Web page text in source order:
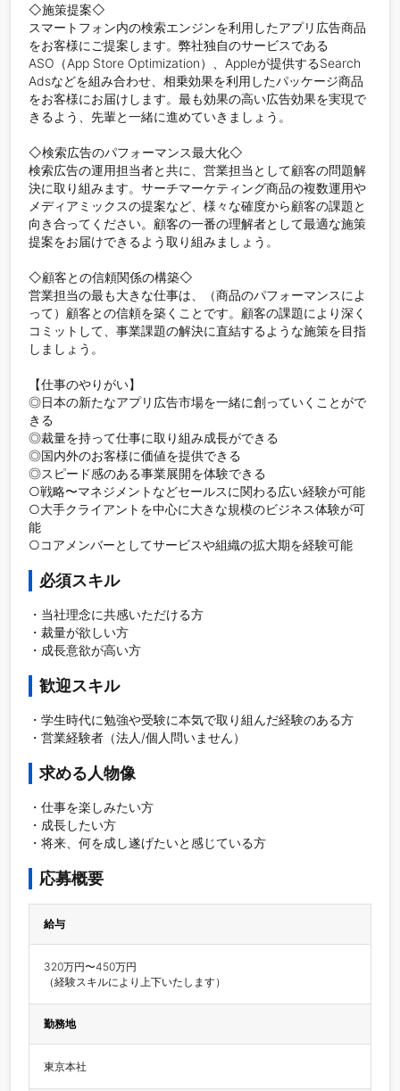
◇施策提案◇
スマートフォン内の検索エンジンを利用したアプリ広告商品
をお客様にご提案します。弊社独自のサービスである
ASO（App Store Optimization）、Appleが提供するSearch
Adsなどを組み合わせ、相乗効果を利用したパッケージ商品
をお客様にお届けします。最も効果の高い広告効果を実現で
きるよう、先輩と一緒に進めていきましょう。
◇検索広告のパフォーマンス最大化◇
検索広告の運用担当者と共に、営業担当として顧客の問題解
決に取り組みます。サーチマーケティング商品の複数運用や
メディアミックスの提案など、様々な確度から顧客の課題と
向き合ってください。顧客の一番の理解者として最適な施策
提案をお届けできるよう取り組みましょう。
◇顧客との信頼関係の構築◇
営業担当の最も大きな仕事は、（商品のパフォーマンスによ
って）顧客との信頼を築くことです。顧客の課題により深く
コミットして、事業課題の解決に直結するような施策を目指
しましょう。
【仕事のやりがい】
◎日本の新たなアプリ広告市場を一緒に創っていくことがで
きる
◎裁量を持って仕事に取り組み成長ができる
◎国内外のお客様に価値を提供できる
◎スピード感のある事業展開を体験できる
○戦略〜マネジメントなどセールスに関わる広い経験が可能
○大手クライアントを中心に大きな規模のビジネス体験が可
能
○コアメンバーとしてサービスや組織の拡大期を経験可能
必須スキル
・当社理念に共感いただける方
・裁量が欲しい方
歓迎スキル
・学生時代に勉強や受験に本気で取り組んだ経験のある方
・営業経験者（法人/個人問いません）
求める人物像
・仕事を楽しみたい方
・成長したい方
・将来、何を成し遂げたいと感じている方
応募概要
給与
320万円〜450万円
（経験スキルにより上下いたします）
勤務地
東京本社